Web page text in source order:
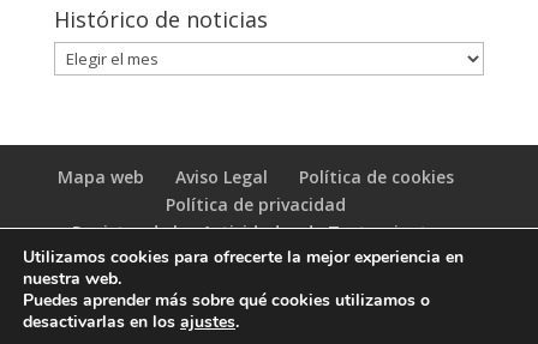
Histórico de noticias
Histórico
de
Mapa web Aviso Legal
Política de cookies
Política de privacidad
Registro de las Actividades de Tratamiento
(RAT)
Utilizamos cookies para ofrecerte la mejor experiencia en
nuestra web.
Puedes aprender más sobre qué cookies utilizamos o
desactivarlas en los ajustes.